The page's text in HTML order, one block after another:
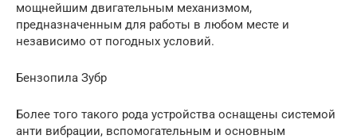
мощнейшим двигательным механизмом,
предназначенным для работы в любом месте и
независимо от погодных условий.
Бензопила Зубр
Более того такого рода устройства оснащены системой
анти вибрации, вспомогательным и основным